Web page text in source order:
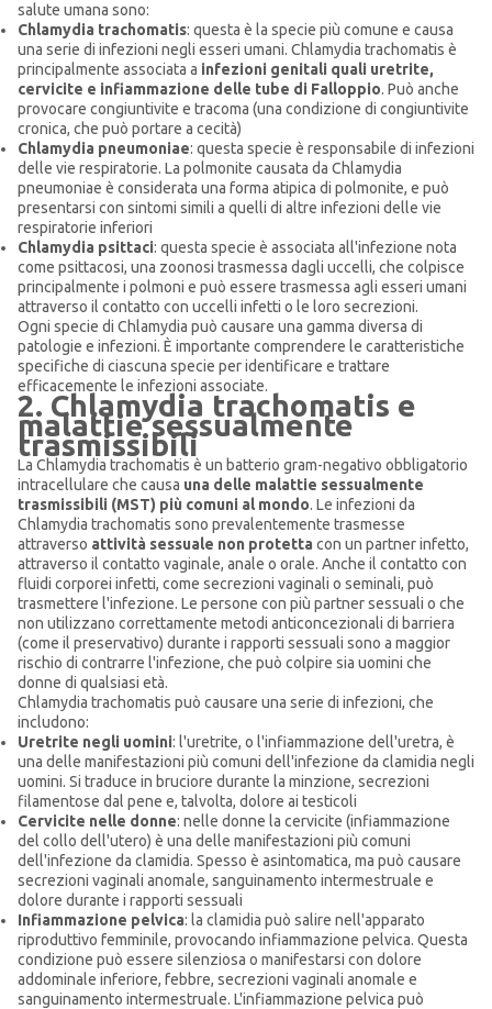
salute umana sono:
Chlamydia trachomatis: questa è la specie più comune e causa
una serie di infezioni negli esseri umani. Chlamydia trachomatis è
principalmente associata a infezioni genitali quali uretrite,
cervicite e infiammazione delle tube di Falloppio. Può anche
provocare congiuntivite e tracoma (una condizione di congiuntivite
cronica, che può portare a cecità)
Chlamydia pneumoniae: questa specie è responsabile di infezioni
delle vie respiratorie. La polmonite causata da Chlamydia
pneumoniae è considerata una forma atipica di polmonite, e può
presentarsi con sintomi simili a quelli di altre infezioni delle vie
respiratorie inferiori
Chlamydia psittaci: questa specie è associata all'infezione nota
come psittacosi, una zoonosi trasmessa dagli uccelli, che colpisce
principalmente i polmoni e può essere trasmessa agli esseri umani
attraverso il contatto con uccelli infetti o le loro secrezioni.
Ogni specie di Chlamydia può causare una gamma diversa di
patologie e infezioni. È importante comprendere le caratteristiche
specifiche di ciascuna specie per identificare e trattare
efficacemente le infezioni associate.
2. Chlamydia trachomatis e
malattie sessualmente
trasmissibili
La Chlamydia trachomatis è un batterio gram-negativo obbligatorio
intracellulare che causa una delle malattie sessualmente
trasmissibili (MST) più comuni al mondo. Le infezioni da
Chlamydia trachomatis sono prevalentemente trasmesse
attraverso attività sessuale non protetta con un partner infetto,
attraverso il contatto vaginale, anale o orale. Anche il contatto con
fluidi corporei infetti, come secrezioni vaginali o seminali, può
trasmettere l'infezione. Le persone con più partner sessuali o che
non utilizzano correttamente metodi anticoncezionali di barriera
(come il preservativo) durante i rapporti sessuali sono a maggior
rischio di contrarre l'infezione, che può colpire sia uomini che
donne di qualsiasi età.
Chlamydia trachomatis può causare una serie di infezioni, che
includono:
Uretrite negli uomini: l'uretrite, o l'infiammazione dell'uretra, è
una delle manifestazioni più comuni dell'infezione da clamidia negli
uomini. Si traduce in bruciore durante la minzione, secrezioni
filamentose dal pene e, talvolta, dolore ai testicoli
Cervicite nelle donne: nelle donne la cervicite (infiammazione
del collo dell'utero) è una delle manifestazioni più comuni
dell'infezione da clamidia. Spesso è asintomatica, ma può causare
secrezioni vaginali anomale, sanguinamento intermestruale e
dolore durante i rapporti sessuali
Infiammazione pelvica: la clamidia può salire nell'apparato
riproduttivo femminile, provocando infiammazione pelvica. Questa
condizione può essere silenziosa o manifestarsi con dolore
addominale inferiore, febbre, secrezioni vaginali anomale e
sanguinamento intermestruale. L'infiammazione pelvica può